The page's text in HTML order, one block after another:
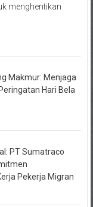
menghentikan
Makmur: Menjaga
Hari Bela
PT Sumatraco
Pekerja Migran